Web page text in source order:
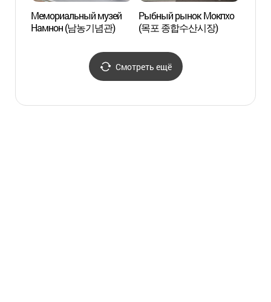
Мемориальный музей
Намнон (남농기념관)
Рыбный рынок Мокпхо
(목포 종합수산시장)
Смотреть ещё